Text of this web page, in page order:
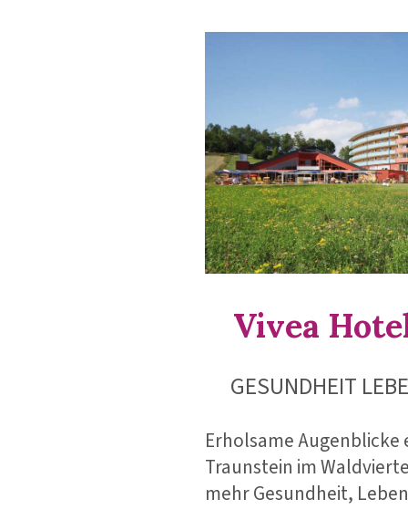
Vivea
GESUNDHEIT
Erholsame Augenblicke
Traunstein im
mehr Gesundheit,